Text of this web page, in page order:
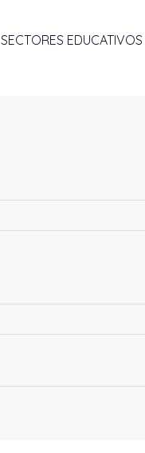
SECTORES EDUCATIVOS